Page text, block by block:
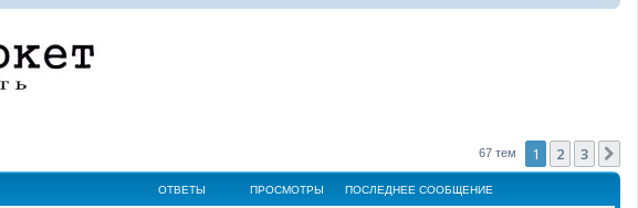
67 тем 1 2 3
ОТВЕТЫ ПРОСМОТРЫ ПОСЛЕДНЕЕ СООБЩЕНИЕ